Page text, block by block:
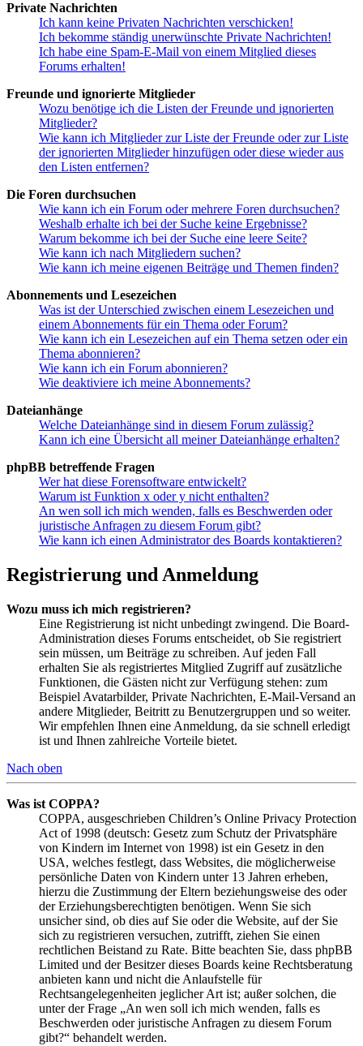
Private Nachrichten
Ich kann keine Privaten Nachrichten verschicken!
Ich bekomme ständig unerwünschte Private Nachrichten!
Ich habe eine Spam-E-Mail von einem Mitglied dieses
Forums erhalten!
Freunde und ignorierte Mitglieder
Wozu benötige ich die Listen der Freunde und ignorierten
Mitglieder?
Wie kann ich Mitglieder zur Liste der Freunde oder zur Liste
der ignorierten Mitglieder hinzufügen oder diese wieder aus
den Listen entfernen?
Die Foren durchsuchen
Wie kann ich ein Forum oder mehrere Foren durchsuchen?
Weshalb erhalte ich bei der Suche keine Ergebnisse?
Warum bekomme ich bei der Suche eine leere Seite?
Wie kann ich nach Mitgliedern suchen?
Wie kann ich meine eigenen Beiträge und Themen finden?
Abonnements und Lesezeichen
Was ist der Unterschied zwischen einem Lesezeichen und
einem Abonnements für ein Thema oder Forum?
Wie kann ich ein Lesezeichen auf ein Thema setzen oder ein
Thema abonnieren?
Wie kann ich ein Forum abonnieren?
Wie deaktiviere ich meine Abonnements?
Dateianhänge
Welche Dateianhänge sind in diesem Forum zulässig?
Kann ich eine Übersicht all meiner Dateianhänge erhalten?
phpBB betreffende Fragen
Wer hat diese Forensoftware entwickelt?
Warum ist Funktion x oder y nicht enthalten?
An wen soll ich mich wenden, falls es Beschwerden oder
juristische Anfragen zu diesem Forum gibt?
Wie kann ich einen Administrator des Boards kontaktieren?
Registrierung und Anmeldung
Wozu muss ich mich registrieren?
Eine Registrierung ist nicht unbedingt zwingend. Die Board-
Administration dieses Forums entscheidet, ob Sie registriert
sein müssen, um Beiträge zu schreiben. Auf jeden Fall
erhalten Sie als registriertes Mitglied Zugriff auf zusätzliche
Funktionen, die Gästen nicht zur Verfügung stehen: zum
Beispiel Avatarbilder, Private Nachrichten, E-Mail-Versand an
andere Mitglieder, Beitritt zu Benutzergruppen und so weiter.
Wir empfehlen Ihnen eine Anmeldung, da sie schnell erledigt
ist und Ihnen zahlreiche Vorteile bietet.
Nach oben
Was ist COPPA?
COPPA, ausgeschrieben Children’s Online Privacy Protection
Act of 1998 (deutsch: Gesetz zum Schutz der Privatsphäre
von Kindern im Internet von 1998) ist ein Gesetz in den
USA, welches festlegt, dass Websites, die möglicherweise
persönliche Daten von Kindern unter 13 Jahren erheben,
hierzu die Zustimmung der Eltern beziehungsweise des oder
der Erziehungsberechtigten benötigen. Wenn Sie sich
unsicher sind, ob dies auf Sie oder die Website, auf der Sie
sich zu registrieren versuchen, zutrifft, ziehen Sie einen
rechtlichen Beistand zu Rate. Bitte beachten Sie, dass phpBB
Limited und der Besitzer dieses Boards keine Rechtsberatung
anbieten kann und nicht die Anlaufstelle für
Rechtsangelegenheiten jeglicher Art ist; außer solchen, die
unter der Frage „An wen soll ich mich wenden, falls es
Beschwerden oder juristische Anfragen zu diesem Forum
gibt?“ behandelt werden.